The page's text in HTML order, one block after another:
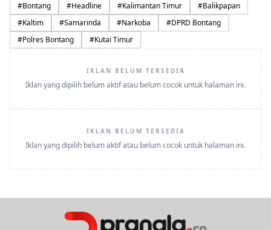
#Bontang #Headline #Kalimantan Timur #Balikpapan
#Kaltim #Samarinda #Narkoba #DPRD Bontang
#Polres Bontang #Kutai Timur
IKLAN BELUM TERSEDIA
Iklan yang dipilih belum aktif atau belum cocok untuk halaman ini.
IKLAN BELUM TERSEDIA
Iklan yang dipilih belum aktif atau belum cocok untuk halaman ini.